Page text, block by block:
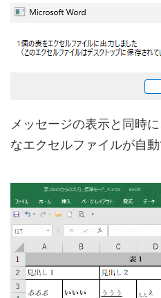
メッセージの表示と同時
なエクセルファイルが自動